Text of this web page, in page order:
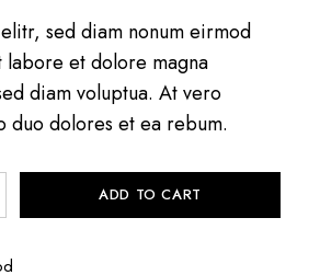
sed diam nonum eirmod
et dolore magna
diam voluptua. At vero
duo dolores et ea rebum.
ADD TO CART